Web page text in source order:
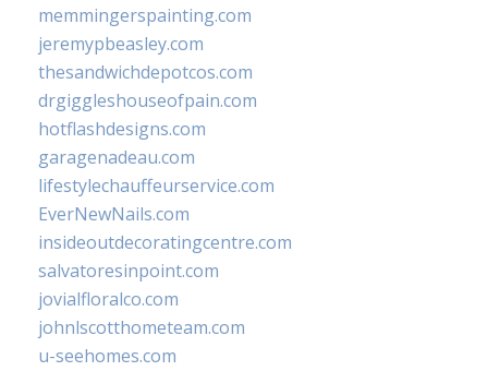
memmingerspainting.com
jeremypbeasley.com
thesandwichdepotcos.com
drgiggleshouseofpain.com
hotflashdesigns.com
garagenadeau.com
lifestylechauffeurservice.com
EverNewNails.com
insideoutdecoratingcentre.com
salvatoresinpoint.com
jovialfloralco.com
johnlscotthometeam.com
u-seehomes.com